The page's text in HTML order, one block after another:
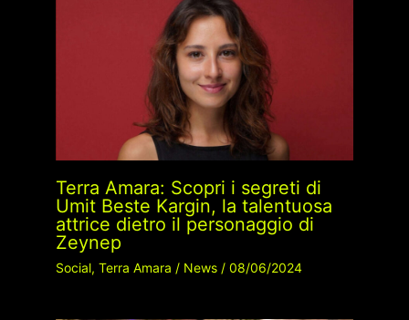
Terra Amara: Scopri i segreti di
Umit Beste Kargin, la talentuosa
attrice dietro il personaggio di
Zeynep
Social, Terra Amara / News/ 08/06/2024